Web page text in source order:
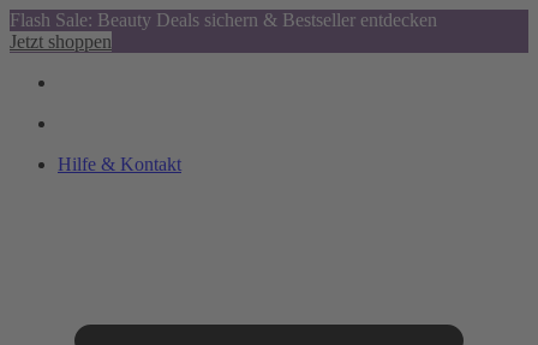
Flash Sale: Beauty Deals sichern & Bestseller entdecken
Jetzt shoppen
Hilfe & Kontakt